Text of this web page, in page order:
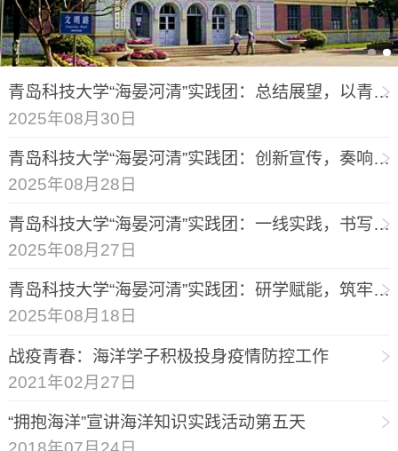
青岛科技大学“海晏河清”实践团：总结展望，以青春之力守护黄河安澜
2025年08月30日
青岛科技大学“海晏河清”实践团：创新宣传，奏响黄河保护青春强音
2025年08月28日
青岛科技大学“海晏河清”实践团：一线实践，书写黄河生态守护答卷
2025年08月27日
青岛科技大学“海晏河清”实践团：研学赋能，筑牢黄河保护法治根基
2025年08月18日
战疫青春：海洋学子积极投身疫情防控工作
2021年02月27日
“拥抱海洋”宣讲海洋知识实践活动第五天